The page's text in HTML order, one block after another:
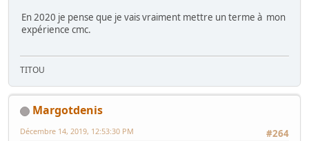
En 2020 je pense que je vais vraiment mettre un terme à mon
expérience cmc.
TITOU
Margotdenis
#264
Décembre 14, 2019, 12:53:30 PM